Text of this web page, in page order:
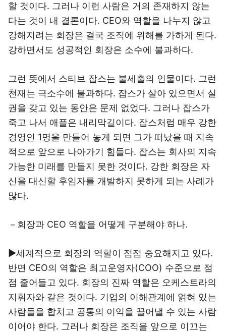
할 것이다. 그러나 이런 사람은 거의 존재하지 않는
다는 것이 내 결론이다. CEO와 역할을 나누지 않고
강해지려는 회장은 결국 조직에 위해를 가하게 된다.
강하면서도 성공적인 회장은 소수에 불과하다.
그런 뜻에서 스티브 잡스는 불세출의 인물이다. 그런
천재는 극소수에 불과하다. 잡스가 살아 있으면서 실
권을 갖고 있는 동안은 문제 없었다. 그러나 잡스가
죽고 나서 애플은 내리막길이다. 잡스처럼 매우 강한
경영인 1명을 만들어 놓게 되면 그가 떠났을 때 지속
적으로 앞으로 나아가기 힘들다. 잡스는 회사의 지속
가능한 미래를 만들지 못한 것이다. 강한 회장은 자
신을 대신할 후임자를 개발하지 못하게 되는 사례가
많다.
－회장과 CEO 역할을 어떻게 구분해야 하나.
▶세계적으로 회장의 역할이 점점 중요해지고 있다.
반면 CEO의 역할은 최고운영자(COO) 수준으로 점
점 줄어들고 있다. 회장의 진짜 역할은 오케스트라의
지휘자와 같은 것이다. 기업의 이해관계에 얽혀 있는
사람들을 합치고 공통의 이익을 끌어낼 수 있는 사람
이어야 한다. 그러나 회장은 조직을 앞으로 이끄는